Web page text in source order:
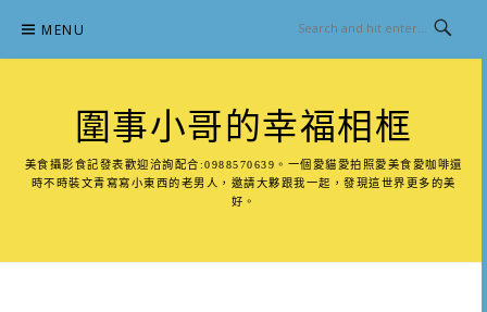
content
MENU
圍事小哥的幸福相框
美食攝影食記發表歡迎洽詢配合:0988570639。一個愛貓愛拍照愛美食愛咖啡還
時不時裝文青寫寫小東西的老男人，邀請大夥跟我一起，發現這世界更多的美
好。